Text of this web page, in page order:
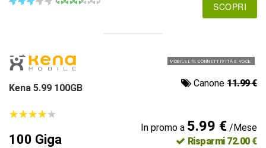
SCOPRI
MOBILE LTE CONNETTIVITÀ E VOCE
Kena 5.99 100GB Canone11.99 €
★★★★★
★★★★★
100 Giga
In promo a 5.99 €/Mese
Risparmi 72.00 €